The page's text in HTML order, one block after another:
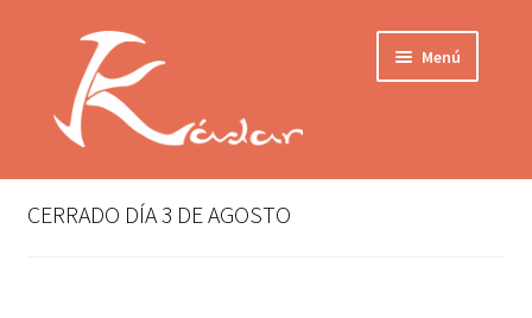
navegación
contenido
Menú
INICIO
CERRADO DÍA 3 DE AGOSTO